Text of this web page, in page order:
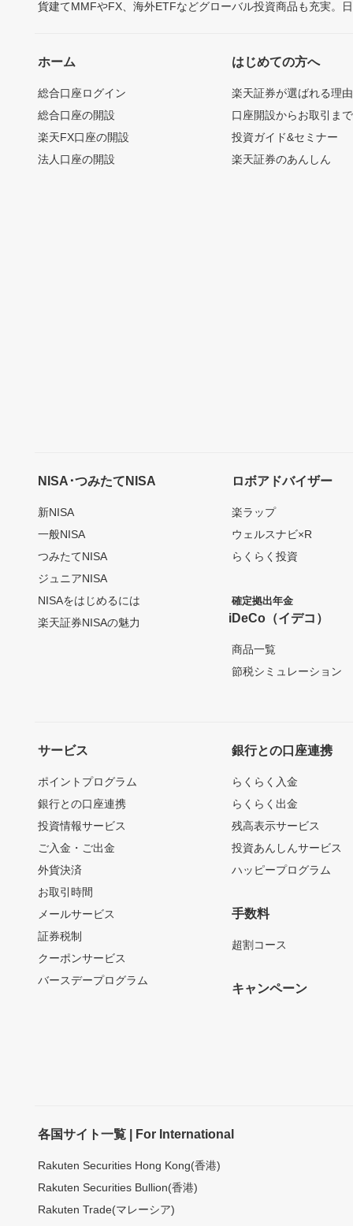
貨建てMMFやFX、海外ETFなどグローバル投資商品も充実。
ホーム
総合口座ログイン
総合口座の開設
楽天FX口座の開設
法人口座の開設
はじめての方へ
楽天証券が選ばれる理由
口座開設からお取引ま
投資ガイド&セミナー
楽天証券のあんしん
NISA･つみたてNISA
新NISA
一般NISA
つみたてNISA
ジュニアNISA
NISAをはじめるには
楽天証券NISAの魅力
ロボアドバイザー
楽ラップ
ウェルスナビ×R
らくらく投資
確定拠出年金
iDeCo（イデコ）
商品一覧
節税シミュレーション
サービス
ポイントプログラム
銀行との口座連携
投資情報サービス
ご入金・ご出金
外貨決済
お取引時間
メールサービス
証券税制
クーポンサービス
バースデープログラム
銀行との口座連携
らくらく入金
らくらく出金
残高表示サービス
投資あんしんサービス
ハッピープログラム
手数料
超割コース
キャンペーン
各国サイト一覧 | For International
Rakuten Securities Hong Kong(香港)
Rakuten Securities Bullion(香港)
Rakuten Trade(マレーシア)